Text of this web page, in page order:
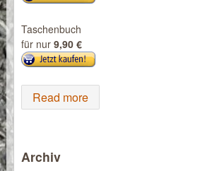
Taschenbuch
für nur 9,90 €
Read more
Archiv